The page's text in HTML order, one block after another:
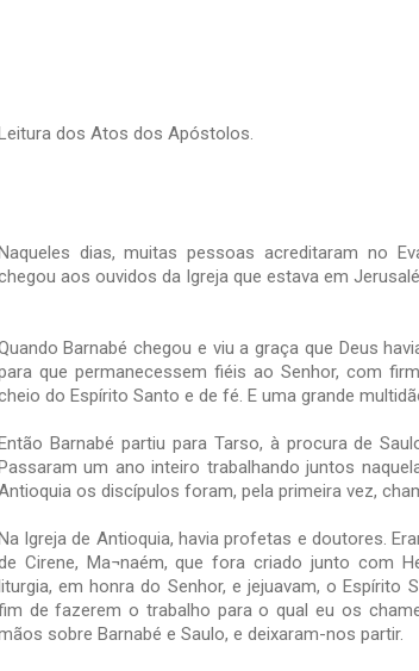
dos Atos dos Apóstolos.
dias, muitas pessoas acreditaram no
aos ouvidos da Igreja que estava em
Barnabé chegou e viu a graça que Deus
que permanecessem fiéis ao Senhor, com
do Espírito Santo e de fé. E uma grande
Barnabé partiu para Tarso, à procura de
um ano inteiro trabalhando juntos
os discípulos foram, pela primeira vez,
Igreja de Antioquia, havia profetas e doutores.
Cirene, Ma¬naém, que fora criado junto com
em honra do Senhor, e jejuavam, o Espírito
de fazerem o trabalho para o qual eu os
sobre Barnabé e Saulo, e deixaram-nos partir.